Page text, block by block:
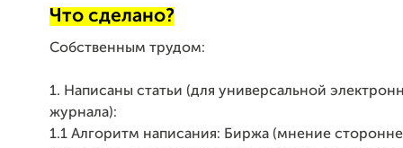
Что сделано?
Собственным трудом:
1. Написаны статьи (для универсальной
журнала):
1.1 Алгоритм написания: Биржа (мнение